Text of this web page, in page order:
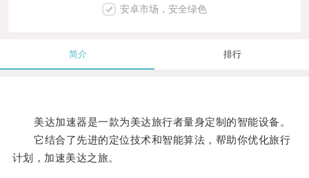
安卓市场，安全绿色
简介 排行
美达加速器是一款为美达旅行者量身定制的智能设备。
它结合了先进的定位技术和智能算法，帮助你优化旅行
计划，加速美达之旅。